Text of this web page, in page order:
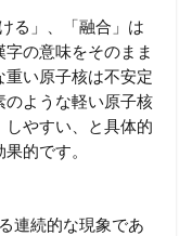
る」、「融合」は
字の意味をそのまま
い原子核は不安定
のような軽い原子核
やすい、と具体的
的です。
連続的な現象であ